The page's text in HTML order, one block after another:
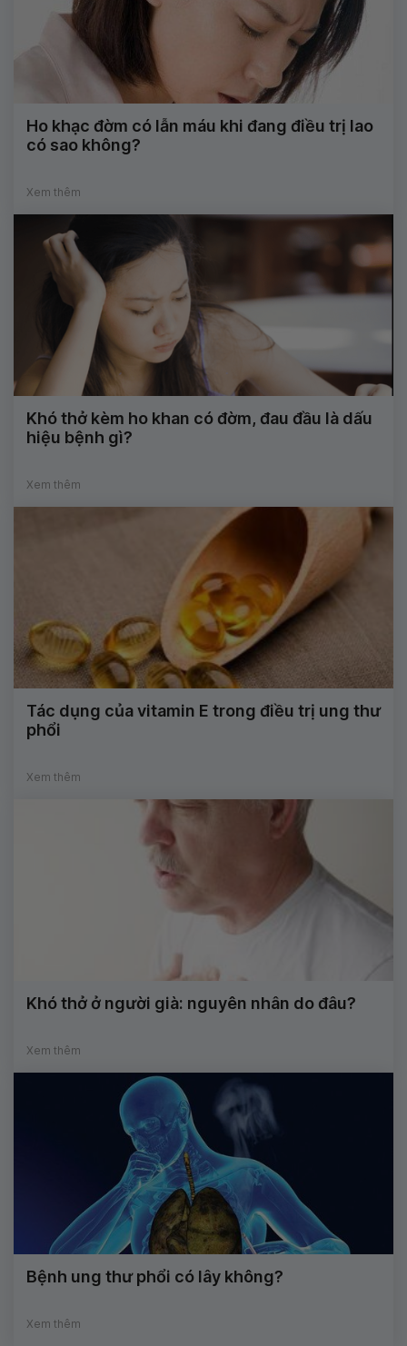
Ho khạc đờm có lẫn máu khi đang điều trị lao
có sao không?
Xem thêm
Khó thở kèm ho khan có đờm, đau đầu là dấu
hiệu bệnh gì?
Xem thêm
Tác dụng của vitamin E trong điều trị ung thư
phổi
Xem thêm
Khó thở ở người già: nguyên nhân do đâu?
Xem thêm
Bệnh ung thư phổi có lây không?
Xem thêm